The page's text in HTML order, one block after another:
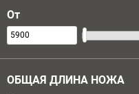
От
ОБЩАЯ ДЛИНА НОЖА